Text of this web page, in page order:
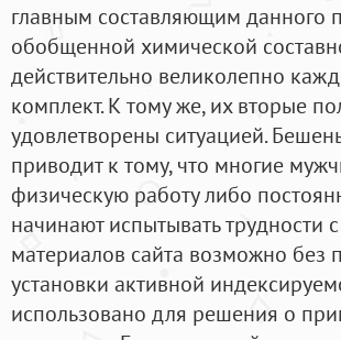
главным составляющим данного
обобщенной химической
действительно великолепно
комплект. К тому же, их вторые
удовлетворены ситуацией.
приводит к тому, что многие
физическую работу либо
начинают испытывать
материалов сайта возможно без
установки активной
использовано для решения о